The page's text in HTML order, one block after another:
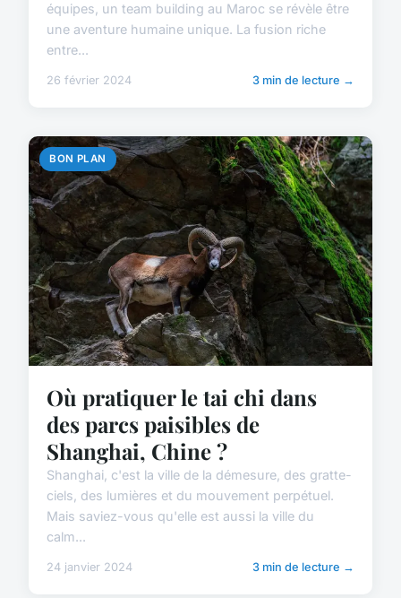
équipes, un team building au Maroc se révèle être
une aventure humaine unique. La fusion riche
entre...
26 février 2024 3 min de lecture →
BON PLAN
Où pratiquer le tai chi dans
des parcs paisibles de
Shanghai, Chine ?
Shanghai, c'est la ville de la démesure, des gratte-
ciels, des lumières et du mouvement perpétuel.
Mais saviez-vous qu'elle est aussi la ville du
calm...
24 janvier 2024 3 min de lecture →